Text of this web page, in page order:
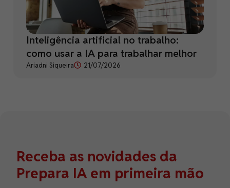
Inteligência artificial no trabalho:
como usar a IA para trabalhar melhor
Ariadni Siqueira 21/07/2026
Receba as novidades da
Prepara IA em primeira mão